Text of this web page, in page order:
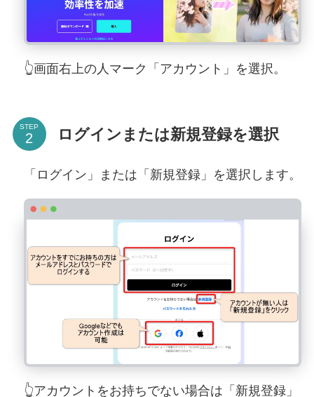
👆画面右上の人マーク「アカウント」を選択。
STEP ログインまたは新規登録を選択
「ログイン」または「新規登録」を選択します。
👆アカウントをお持ちでない場合は「新規登録」